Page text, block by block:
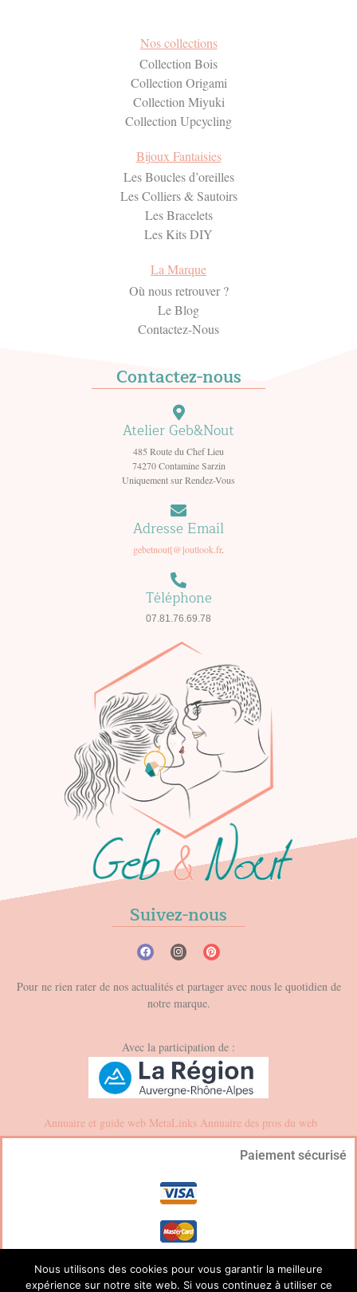
Nos collections
Collection Bois
Collection Origami
Collection Miyuki
Collection Upcycling
Bijoux Fantaisies
Les Boucles d’oreilles
Les Colliers & Sautoirs
Les Bracelets
Les Kits DIY
La Marque
Où nous retrouver ?
Le Blog
Contactez-Nous
Contactez-nous
Atelier Geb&Nout
485 Route du Chef Lieu
74270 Contamine Sarzin
Uniquement sur Rendez-Vous
Adresse Email
gebetnout[@]outlook.fr.
Téléphone
07.81.76.69.78
Suivez-nous
Pour ne rien rater de nos actualités et partager avec nous le quotidien de
notre marque.
Avec la participation de :
Annuaire et guide web MetaLinks Annuaire des pros du web
Paiement sécurisé
Nous utilisons des cookies pour vous garantir la meilleure
expérience sur notre site web. Si vous continuez à utiliser ce